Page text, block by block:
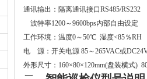
通讯输出：隔离通讯接口RS485/RS232
波特率1200～9600bps内部自由设定
工作环境：温度0～50℃ 湿度<85％RH
电
源：开关电源 85～265VAC或
外形尺寸： 160×80×120mm(盘装横式)